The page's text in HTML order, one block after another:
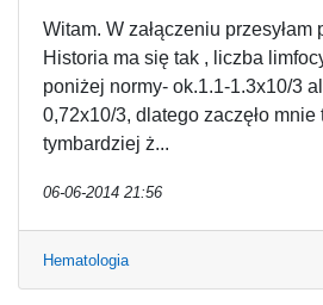
Witam. W załączeniu przesyłam
Historia ma się tak , liczba
poniżej normy- ok.1.1-1.3x10/3
0,72x10/3, dlatego zaczęło mnie
tymbardziej ż...
06-06-2014 21:56
Hematologia